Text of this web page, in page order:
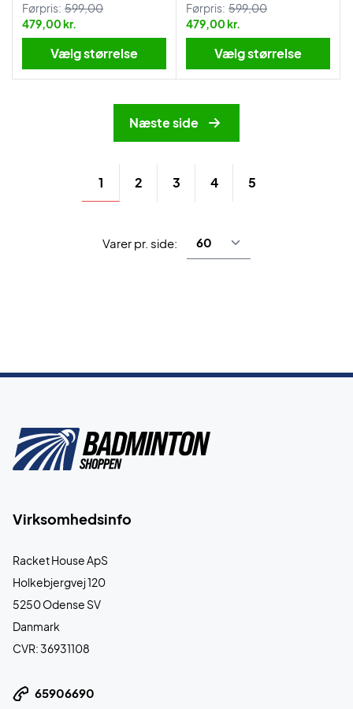
Førpris: 599,00
479,00 kr.
Vælg størrelse
Førpris: 599,00
479,00 kr.
Vælg størrelse
Næste side
1 2 3 4 5
Varer pr. side:
Virksomhedsinfo
Racket House ApS
Holkebjergvej 120
5250 Odense SV
Danmark
CVR: 36931108
65906690